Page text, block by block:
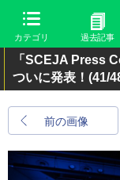
カテゴリ 過去記事
「SCEJA Press
ついに発表！ (41/
前の画像